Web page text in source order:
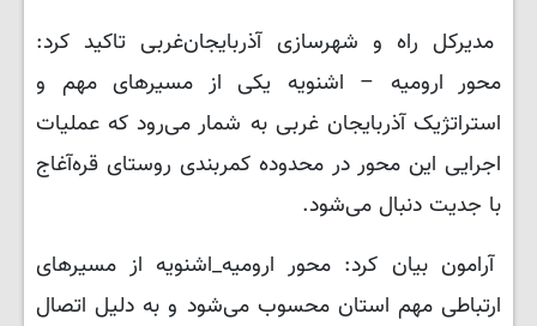
مدیرکل راه و شهرسازی آذربایجان‌غربی تاکید کرد:
محور ارومیه – اشنویه یکی از مسیرهای مهم و
استراتژیک آذربایجان غربی به شمار می‌رود که عملیات
اجرایی این محور در محدوده کمربندی روستای قره‌آغاج
با جدیت دنبال می‌شود.
آرامون بیان کرد: محور ارومیه_اشنویه از مسیرهای
ارتباطی مهم استان محسوب می‌شود و به دلیل اتصال